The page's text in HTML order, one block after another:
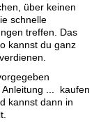
über keinen
schnelle
treffen. Das
kannst du ganz
... kaufen
kannst dann in